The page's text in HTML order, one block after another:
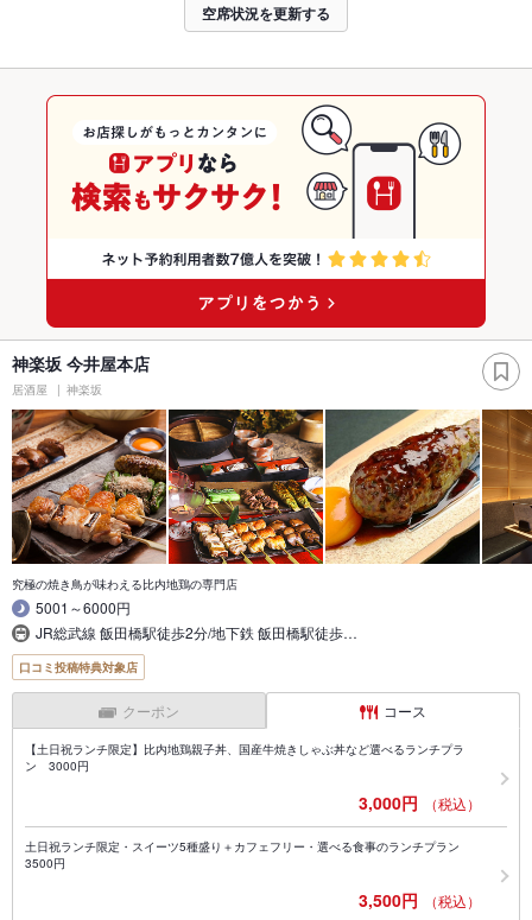
空席状況を更新する
神楽坂 今井屋本店
居酒屋 神楽坂
究極の焼き鳥が味わえる比内地鶏の専門店
5001～6000円
JR総武線 飯田橋駅徒歩2分/地下鉄 飯田橋駅徒歩…
口コミ投稿特典対象店
クーポン コース
【土日祝ランチ限定】比内地鶏親子丼、国産牛焼きしゃぶ丼など選べるランチプラ
ン 3000円
3,000円 （税込）
土日祝ランチ限定・スイーツ5種盛り＋カフェフリー・選べる食事のランチプラン
3500円
3,500円 （税込）